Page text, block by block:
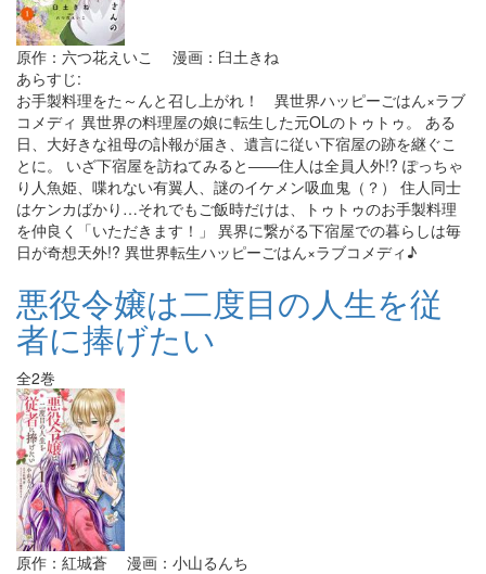
原作：六つ花えいこ 漫画：臼土きね
あらすじ:
お手製料理をた～んと召し上がれ！ 異世界ハッピーごはん×ラブ
コメディ 異世界の料理屋の娘に転生した元OLのトゥトゥ。 ある
日、大好きな祖母の訃報が届き、遺言に従い下宿屋の跡を継ぐこ
とに。 いざ下宿屋を訪ねてみると――住人は全員人外!? ぽっちゃ
り人魚姫、喋れない有翼人、謎のイケメン吸血鬼（？） 住人同士
はケンカばかり…それでもご飯時だけは、トゥトゥのお手製料理
を仲良く「いただきます！」 異界に繋がる下宿屋での暮らしは毎
日が奇想天外!? 異世界転生ハッピーごはん×ラブコメディ♪
悪役令嬢は二度目の人生を従
者に捧げたい
全2巻
原作：紅城蒼 漫画：小山るんち